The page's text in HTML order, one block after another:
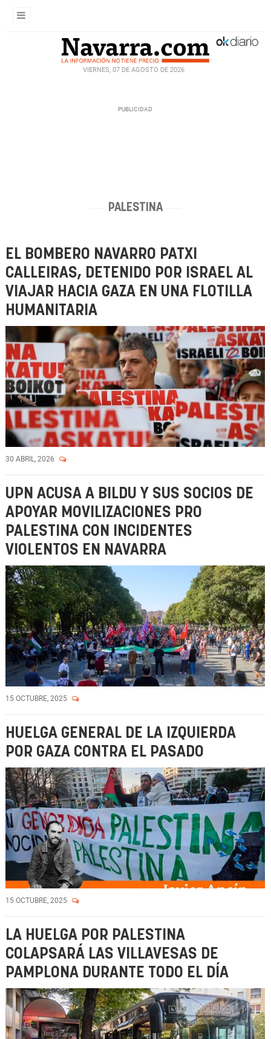
VIERNES, 07 DE AGOSTO DE 2026
PALESTINA
EL BOMBERO NAVARRO PATXI
CALLEIRAS, DETENIDO POR ISRAEL AL
VIAJAR HACIA GAZA EN UNA FLOTILLA
HUMANITARIA
30 ABRIL, 2026
UPN ACUSA A BILDU Y SUS SOCIOS DE
APOYAR MOVILIZACIONES PRO
PALESTINA CON INCIDENTES
VIOLENTOS EN NAVARRA
15 OCTUBRE, 2025
HUELGA GENERAL DE LA IZQUIERDA
POR GAZA CONTRA EL PASADO
15 OCTUBRE, 2025
LA HUELGA POR PALESTINA
COLAPSARÁ LAS VILLAVESAS DE
PAMPLONA DURANTE TODO EL DÍA